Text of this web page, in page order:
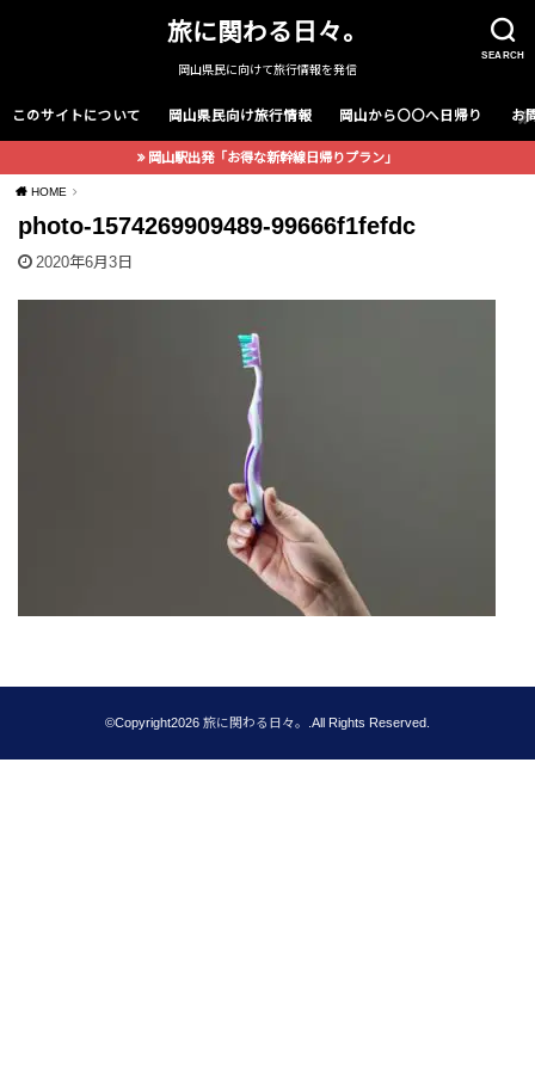
SEARCH
旅に関わる日々。
岡山県民に向けて旅行情報を発信
このサイトについて 岡山県民向け旅行情報 岡山から〇〇へ日帰り お
岡山駅出発「お得な新幹線日帰りプラン」
HOME
photo-1574269909489-99666f1fefdc
2020年6月3日
©Copyright2026 旅に関わる日々。 .All Rights Reserved.